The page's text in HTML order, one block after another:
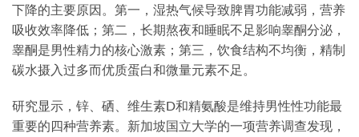
下降的主要原因。第一，湿热气候导致脾胃功能减弱，营养
吸收效率降低；第二，长期熬夜和睡眠不足影响睾酮分泌，
睾酮是男性精力的核心激素；第三，饮食结构不均衡，精制
碳水摄入过多而优质蛋白和微量元素不足。
研究显示，锌、硒、维生素D和精氨酸是维持男性性功能最
重要的四种营养素。新加坡国立大学的一项营养调查发现，